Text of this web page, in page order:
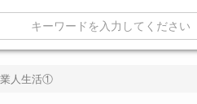
業人生活①